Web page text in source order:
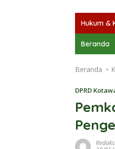
Hukum &
Beranda
Beranda
DPRD